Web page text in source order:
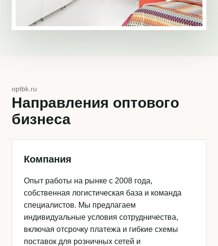
optbk.ru
Направления оптового
бизнеса
Компания
Опыт работы на рынке с 2008 года,
собственная логистическая база и команда
специалистов. Мы предлагаем
индивидуальные условия сотрудничества,
включая отсрочку платежа и гибкие схемы
поставок для розничных сетей и